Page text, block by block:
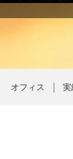
スクール
紹介
オフィス 実